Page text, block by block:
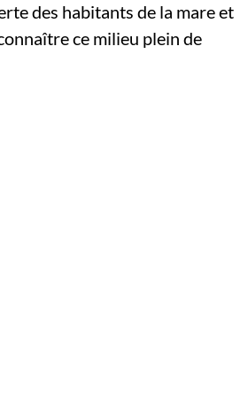
des habitants de la mare et
ce milieu plein de